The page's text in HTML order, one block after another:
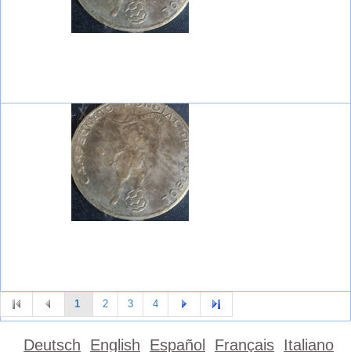
1 2 3 4
Deutsch English Español Français Italiano